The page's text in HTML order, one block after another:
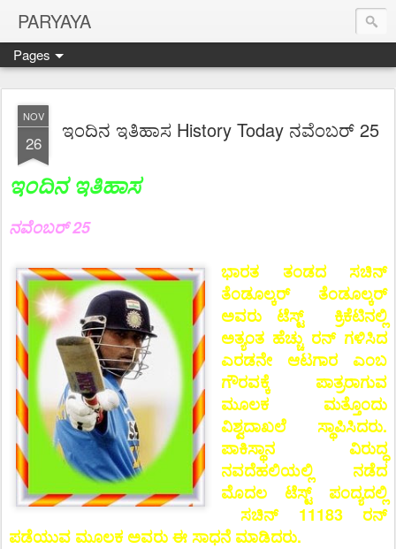
PARYAYA
Pages
NOV
26
ಇಂದಿನ ಇತಿಹಾಸ History Today ನವೆಂಬರ್ 25
ಇಂದಿನ ಇತಿಹಾಸ
ನವೆಂಬರ್ 25
ಭಾರತ ತಂಡದ ಸಚಿನ್
ತೆಂಡೂಲ್ಕರ್ ತೆಂಡೂಲ್ಕರ್
ಅವರು ಟೆಸ್ಟ್ ಕ್ರಿಕೆಟಿನಲ್ಲಿ
ಅತ್ಯಂತ ಹೆಚ್ಚು ರನ್ ಗಳಿಸಿದ
ಎರಡನೇ ಆಟಗಾರ ಎಂಬ
ಗೌರವಕ್ಕೆ ಪಾತ್ರರಾಗುವ
ಮೂಲಕ ಮತ್ತೊಂದು
ವಿಶ್ವದಾಖಲೆ ಸ್ಥಾಪಿಸಿದರು.
ಪಾಕಿಸ್ಥಾನ ವಿರುದ್ಧ
ನವದೆಹಲಿಯಲ್ಲಿ ನಡೆದ
ಮೊದಲ ಟೆಸ್ಟ್ ಪಂದ್ಯದಲ್ಲಿ
ಸಚಿನ್ 11183 ರನ್
ಪಡೆಯುವ ಮೂಲಕ ಅವರು ಈ ಸಾಧನೆ ಮಾಡಿದರು.